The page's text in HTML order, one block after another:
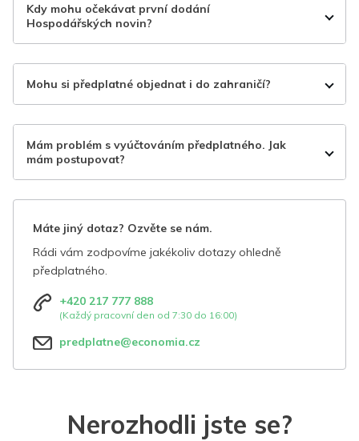
Kdy mohu očekávat první dodání
Hospodářských novin?
Mohu si předplatné objednat i do zahraničí?
Mám problém s vyúčtováním předplatného. Jak
mám postupovat?
Máte jiný dotaz? Ozvěte se nám.
Rádi vám zodpovíme jakékoliv dotazy ohledně
předplatného.
+420 217 777 888
(Každý pracovní den od 7:30 do 16:00)
predplatne@economia.cz
Nerozhodli jste se?